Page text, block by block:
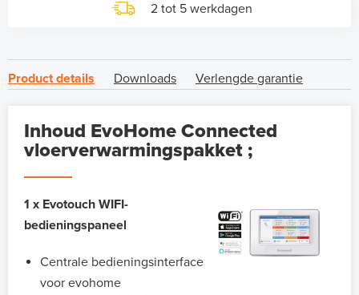
2 tot 5 werkdagen
Product details Downloads Verlengde garantie
Inhoud EvoHome Connected
vloerverwarmingspakket ;
1 x Evotouch WIFI-
bedieningspaneel
Centrale bedieningsinterface
voor evohome